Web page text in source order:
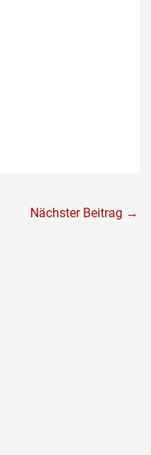
Nächster Beitrag →